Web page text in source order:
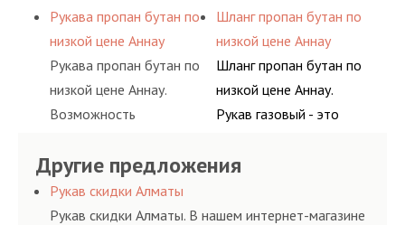
поиск комплектующих
материалов, это
затрата собственной
энергии, времени и
приобрести все в
одном месте это
главное преимущество
для многих
потребителей, так как
материалов, это
Рукава пропан бутан по
низкой цене Аннау
Рукава пропан бутан по
низкой цене Аннау.
Возможность
одном месте это
главное преимущество
для многих
ацетилен) между
определенными
элементами системы.
подачи сжатого
воздуха и различных
типов сжиженного газа
(кислород, аргон, метан,
пропан, бутан,
Шланг пропан бутан по
низкой цене Аннау
Шланг пропан бутан по
низкой цене Аннау.
Рукав газовый - это
сжатого воздуха и
сжиженного газа
Другие предложения
Рукав скидки Алматы
Рукав скидки Алматы. В нашем интернет-магазине